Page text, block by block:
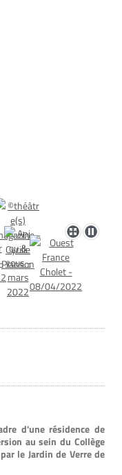
d'une résidence de
au sein du Collège
le Jardin de Verre de